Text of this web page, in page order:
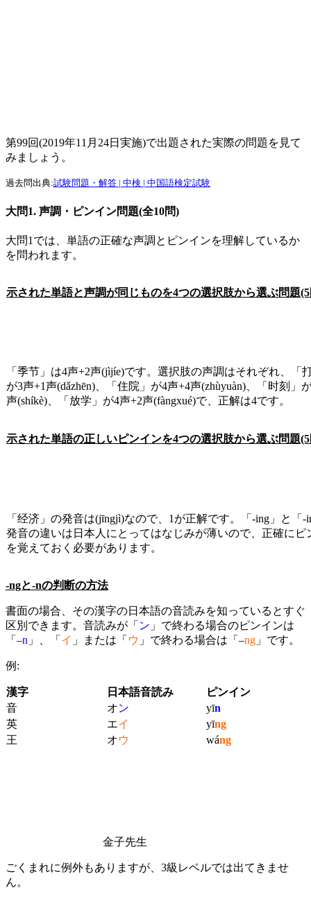
第99回(2019年11月24日実施)で出題された実際の問題を見て
みましょう。
過去問出典:試験問題・解答 | 中検 | 中国語検定試験
大問1. 声調・ピンイン問題(全10問)
大問1 では、単語の正確な声調とピンインを理解しているか
を問われます。
示された単語と声調が同じものを4つの選択肢から選ぶ問題
「季节」は4声+2声(jìjíe)です。選択肢の声調はそれぞれ、「
が3声+1声(dǎzhēn)、「住院」が4声+4声(zhùyuàn)、「时刻」
声(shíkè)、「放学」が4声+2声(fàngxué)で、正解は4です。
示された単語の正しいピンインを4つの選択肢から選ぶ問題(5
「经济」の発音は(jīngjì)なので、 1 が正解です。「-ing」と「-
発音の違いは日本人にとってはなじみが薄いので、正確にピ
を覚えておく必要があります。
-ngと-nの判断の方法
書面の場合、その漢字の日本語の音読みを知っているとすぐ
区別できます。音読みが「 ン 」で終わる場合のピンインは
「 –n 」、「 イ 」または「 ウ 」で終わる場合は「 –ng 」です。
例 :
漢字 日本語音読み
ピンイン
音
オン yīn
英
エイ yīng
王
オウ wáng
金子先生
ごくまれに例外もありますが、 3級レベルでは出てきませ
ん。